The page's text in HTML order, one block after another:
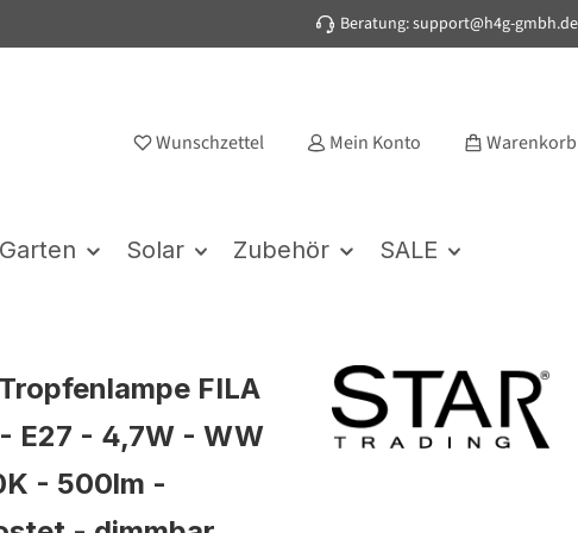
Beratung: support@h4g-gmbh.de
Wunschzettel Mein Konto Warenkorb
Garten Solar Zubehör SALE
FILA
E27 - 4,7W - WW
- 500lm -